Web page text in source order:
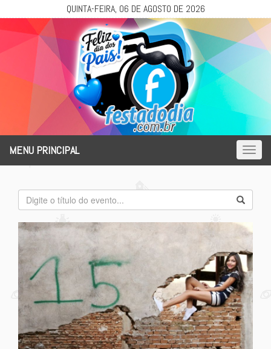
QUINTA-FEIRA, 06 DE AGOSTO DE 2026
Toggle
MENU PRINCIPAL